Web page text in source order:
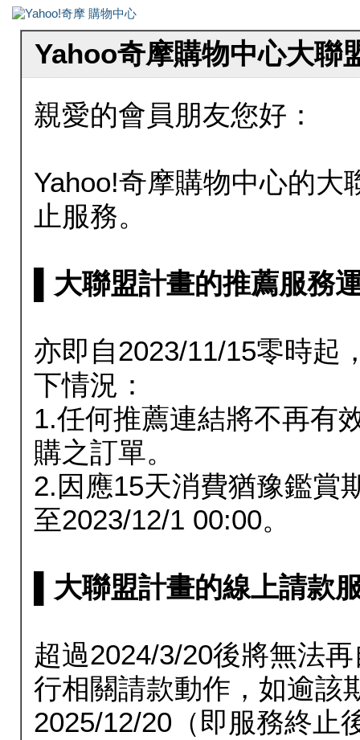
Yahoo奇摩購物中心大聯
親愛的會員朋友您好：
Yahoo!奇摩購物中心的大
止服務。
▌大聯盟計畫的推薦服務
亦即自2023/11/15零時起
下情況：
1.任何推薦連結將不再有
購之訂單。
2.因應15天消費猶豫鑑賞
至2023/12/1 00:00。
▌大聯盟計畫的線上請款
超過2024/3/20後將無法
行相關請款動作，如逾該
2025/12/20（即服務終止